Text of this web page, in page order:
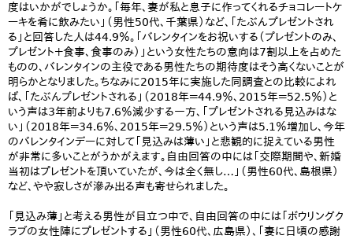
度はいかがでしょうか。「毎年、妻が私と息子に作ってくれるチョコレートケ
ーキを肴に飲みたい」（男性50代、千葉県）など、「たぶんプレゼントされ
る」と回答した人は44.9％。「バレンタインをお祝いする（プレゼントのみ、
プレゼント＋食事、食事のみ）」という女性たちの意向は7割以上を占めた
ものの、バレンタインの主役である男性たちの期待度はそう高くないことが
明らかとなりました。ちなみに2015年に実施した同調査との比較によれ
ば、「たぶんプレゼントされる」（2018年＝44.9％、2015年＝52.5％）と
いう声は3年前よりも7.6％減少する一方、「プレゼントされる見込みはな
い」（2018年＝34.6％、2015年＝29.5％）という声は5.1％増加し、今年
のバレンタインデーに対して「見込みは薄い」と悲観的に捉えている男性
が非常に多いことがうかがえます。自由回答の中には「交際期間や、新婚
当初はプレゼントを頂いていたが、今は全く無し…」（男性60代、島根県）
など、やや寂しさが滲み出る声も寄せられました。
「見込み薄」と考える男性が目立つ中で、自由回答の中には「ボウリングク
ラブの女性陣にプレゼントする」（男性60代、広島県）、「妻に日頃の感謝